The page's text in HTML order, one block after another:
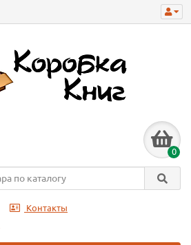
0
Контакты